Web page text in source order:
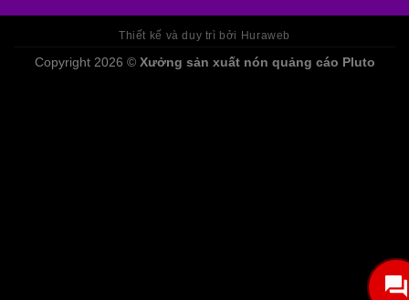
Thiết kế và duy trì bởi Huraweb
Copyright 2026 © Xưởng sản xuất nón quảng cáo Pluto